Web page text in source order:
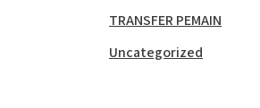
TRANSFER PEMAIN
Uncategorized